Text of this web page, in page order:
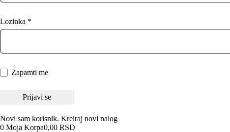
Lozinka *
Zapamti me
Novi sam korisnik. Kreiraj novi nalog
0 Moja Korpa0,00 RSD